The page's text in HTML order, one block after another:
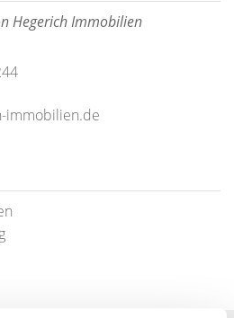
Hegerich Immobilien
immobilien.de